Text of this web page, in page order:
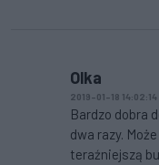
Olka
2019-01-18 14:02:14
Bardzo dobra
dwa razy.
teraźniejszą